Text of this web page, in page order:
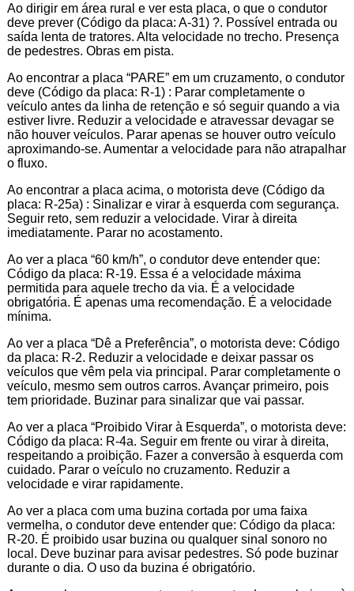
Ao dirigir em área rural e ver esta placa, o que o condutor
deve prever (Código da placa: A-31) ?. Possível entrada ou
saída lenta de tratores. Alta velocidade no trecho. Presença
de pedestres. Obras em pista.
Ao encontrar a placa “PARE” em um cruzamento, o condutor
deve (Código da placa: R-1) : Parar completamente o
veículo antes da linha de retenção e só seguir quando a via
estiver livre. Reduzir a velocidade e atravessar devagar se
não houver veículos. Parar apenas se houver outro veículo
aproximando-se. Aumentar a velocidade para não atrapalhar
o fluxo.
Ao encontrar a placa acima, o motorista deve (Código da
placa: R-25a) : Sinalizar e virar à esquerda com segurança.
Seguir reto, sem reduzir a velocidade. Virar à direita
imediatamente. Parar no acostamento.
Ao ver a placa “60 km/h”, o condutor deve entender que:
Código da placa: R-19. Essa é a velocidade máxima
permitida para aquele trecho da via. É a velocidade
obrigatória. É apenas uma recomendação. É a velocidade
mínima.
Ao ver a placa “Dê a Preferência”, o motorista deve: Código
da placa: R-2. Reduzir a velocidade e deixar passar os
veículos que vêm pela via principal. Parar completamente o
veículo, mesmo sem outros carros. Avançar primeiro, pois
tem prioridade. Buzinar para sinalizar que vai passar.
Ao ver a placa “Proibido Virar à Esquerda”, o motorista deve:
Código da placa: R-4a. Seguir em frente ou virar à direita,
respeitando a proibição. Fazer a conversão à esquerda com
cuidado. Parar o veículo no cruzamento. Reduzir a
velocidade e virar rapidamente.
Ao ver a placa com uma buzina cortada por uma faixa
vermelha, o condutor deve entender que: Código da placa:
R-20. É proibido usar buzina ou qualquer sinal sonoro no
local. Deve buzinar para avisar pedestres. Só pode buzinar
durante o dia. O uso da buzina é obrigatório.